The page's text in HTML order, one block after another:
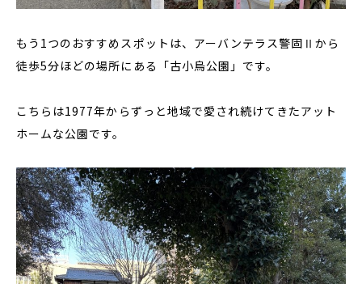
もう1つのおすすめスポットは、アーバンテラス警固Ⅱから
徒歩5分ほどの場所にある「古小烏公園」です。
こちらは1977年からずっと地域で愛され続けてきたアット
ホームな公園です。